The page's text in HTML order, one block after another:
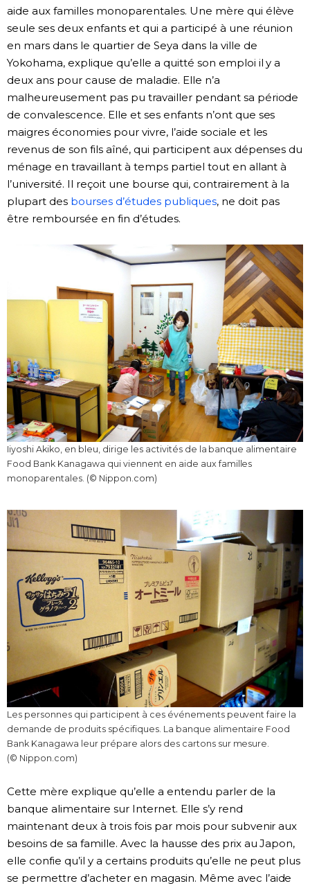
aide aux familles monoparentales. Une mère qui élève
seule ses deux enfants et qui a participé à une réunion
en mars dans le quartier de Seya dans la ville de
Yokohama, explique qu’elle a quitté son emploi il y a
deux ans pour cause de maladie. Elle n’a
malheureusement pas pu travailler pendant sa période
de convalescence. Elle et ses enfants n’ont que ses
maigres économies pour vivre, l’aide sociale et les
revenus de son fils aîné, qui participent aux dépenses du
ménage en travaillant à temps partiel tout en allant à
l’université. Il reçoit une bourse qui, contrairement à la
plupart des bourses d’études publiques, ne doit pas
être remboursée en fin d’études.
Iiyoshi Akiko, en bleu, dirige les activités de la banque alimentaire
Food Bank Kanagawa qui viennent en aide aux familles
monoparentales. (© Nippon.com)
Les personnes qui participent à ces événements peuvent faire la
demande de produits spécifiques. La banque alimentaire Food
Bank Kanagawa leur prépare alors des cartons sur mesure.
(© Nippon.com)
Cette mère explique qu’elle a entendu parler de la
banque alimentaire sur Internet. Elle s’y rend
maintenant deux à trois fois par mois pour subvenir aux
besoins de sa famille. Avec la hausse des prix au Japon,
elle confie qu’il y a certains produits qu’elle ne peut plus
se permettre d’acheter en magasin. Même avec l’aide